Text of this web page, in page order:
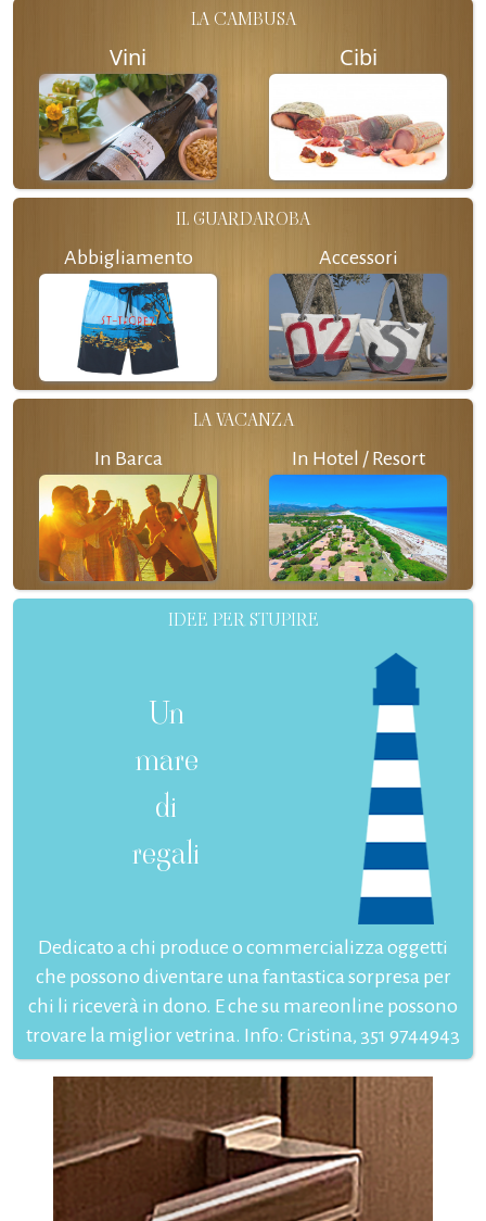
LA CAMBUSA
Vini Cibi
IL GUARDAROBA
Abbigliamento Accessori
LA VACANZA
In Barca In Hotel / Resort
IDEE PER STUPIRE
Un
mare
di
regali
Dedicato a chi produce o commercializza oggetti
che possono diventare una fantastica sorpresa per
chi li riceverà in dono. E che su mareonline possono
trovare la miglior vetrina. Info: Cristina, 351 9744943